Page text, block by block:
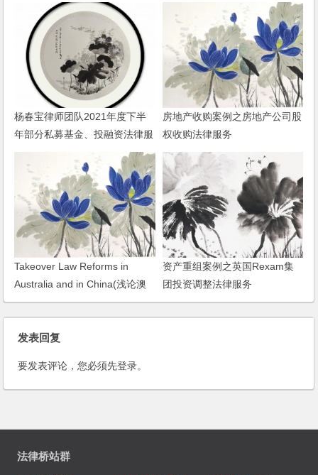
杨春宝律师团队2021年度下半
年部分私募基金、投融资法律服
房地产收购案例之房地产公司股
权收购法律服务
Takeover Law Reforms in
Australia and in China(浅论澳
中公司收购法律改革，2000)
资产重组案例之英国Rexam集
团投资调整法律服务
发表回复
要发表评论，您必须先登录。
法律桥站群